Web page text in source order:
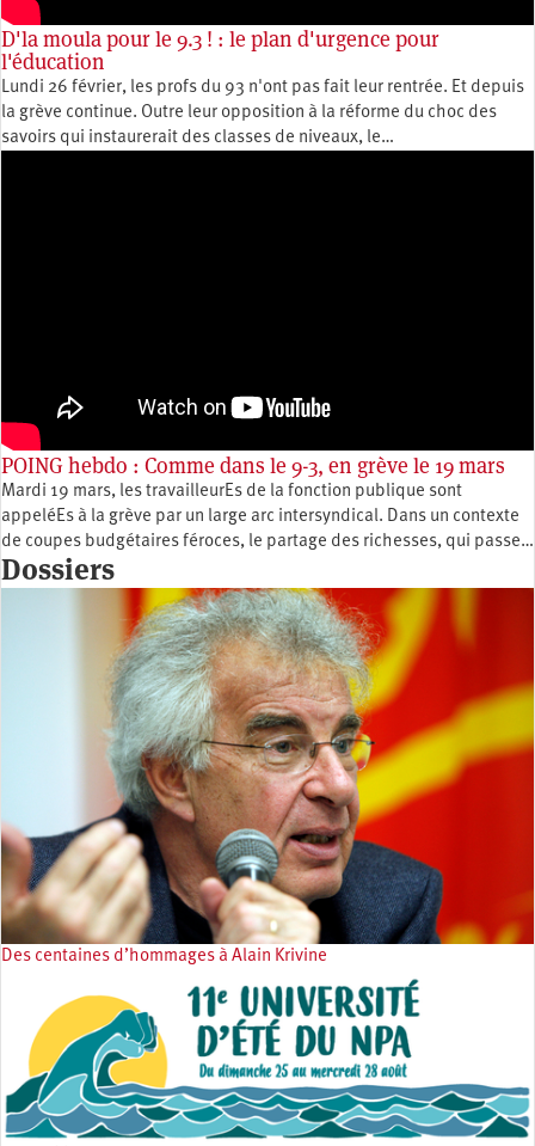
D'la moula pour le 9.3 ! : le plan d'urgence pour
l'éducation
Lundi 26 février, les profs du 93 n'ont pas fait leur rentrée. Et depuis
la grève continue. Outre leur opposition à la réforme du choc des
savoirs qui instaurerait des classes de niveaux, le…
POING hebdo : Comme dans le 9-3, en grève le 19 mars
Mardi 19 mars, les travailleurEs de la fonction publique sont
appeléEs à la grève par un large arc intersyndical. Dans un contexte
de coupes budgétaires féroces, le partage des richesses, qui passe…
Dossiers
Des centaines d’hommages à Alain Krivine